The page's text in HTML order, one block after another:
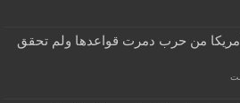
من حرب دمرت قواعدها ولم تحقق